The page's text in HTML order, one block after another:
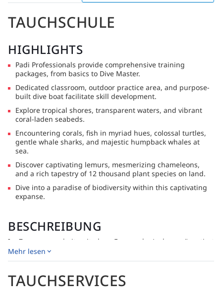
TAUCHSCHULE
HIGHLIGHTS
Padi Professionals provide comprehensive training
packages, from basics to Dive Master.
Dedicated classroom, outdoor practice area, and purpose-
built dive boat facilitate skill development.
Explore tropical shores, transparent waters, and vibrant
coral-laden seabeds.
Encountering corals, fish in myriad hues, colossal turtles,
gentle whale sharks, and majestic humpback whales at
sea.
Discover captivating lemurs, mesmerizing chameleons,
and a rich tapestry of 12 thousand plant species on land.
Dive into a paradise of biodiversity within this captivating
expanse.
BESCHREIBUNG
In Zusammenarbeit mit dem Emeraude Lodge präsentiert
OUR OCEAN Diving stolz ein einzigartiges Tauchzentrum,
gelegen am charmanten Strand von Ambarihonko im
bietet dieser Ort Ruhe und ist somit ein wunderbarer Platz,
um sich vor und nach dem Tauchen zu entspannen. Die
Mehr lesen
TAUCHSERVICES